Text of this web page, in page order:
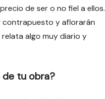
de ser o no fiel a ellos.
contrapuesto y aflorarán
algo muy diario y
tu obra?